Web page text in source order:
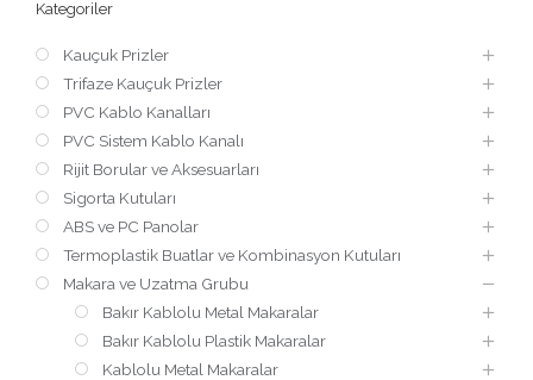
Kategoriler
Kauçuk Prizler
Trifaze Kauçuk Prizler
PVC Kablo Kanalları
PVC Sistem Kablo Kanalı
Rijit Borular ve Aksesuarları
Sigorta Kutuları
ABS ve PC Panolar
Termoplastik Buatlar ve Kombinasyon Kutuları
Makara ve Uzatma Grubu
Bakır Kablolu Metal Makaralar
Bakır Kablolu Plastik Makaralar
Kablolu Metal Makaralar